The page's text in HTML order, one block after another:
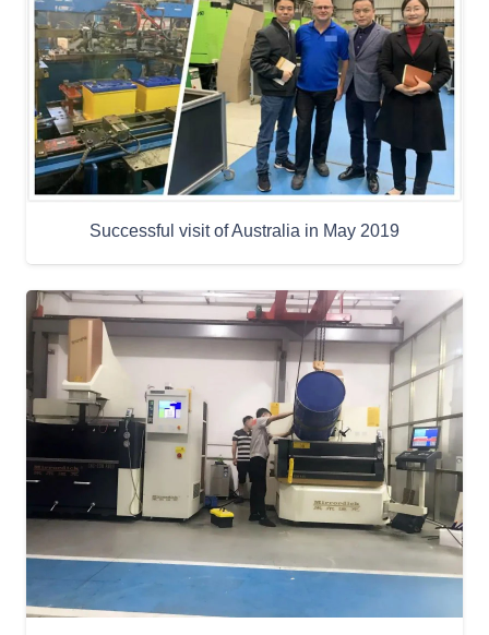
Successful visit of Australia in May 2019